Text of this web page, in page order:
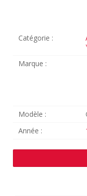
Catégorie :
Marque :
Modèle :
Année :